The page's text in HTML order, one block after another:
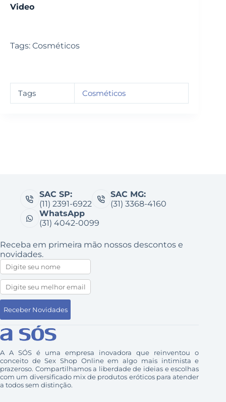
Video
Tags: Cosméticos
Tags Cosméticos
SAC SP:
(11) 2391-6922
SAC MG:
(31) 3368-4160
WhatsApp
(31) 4042-0099
Receba em primeira mão nossos descontos e
novidades.
A A SÓS é uma empresa inovadora que reinventou o
conceito de Sex Shop Online em algo mais intimista e
prazeroso. Compartilhamos a liberdade de ideias e escolhas
com um diversificado mix de produtos eróticos para atender
a todos sem distinção.